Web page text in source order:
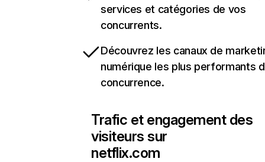
services et catégories de vos
concurrents.
Découvrez les canaux de
numérique les plus performants
concurrence.
Trafic et engagement des
visiteurs sur
netflix.com